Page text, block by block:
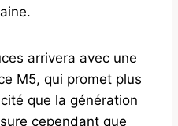
arrivera avec une
M5, qui promet plus
que la génération
cependant que